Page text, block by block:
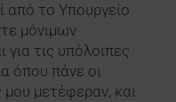
από το Υπουργείο
μόνιμων
για τις υπόλοιπες
όπου πάνε οι
μετέφεραν, και